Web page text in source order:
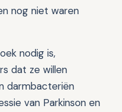
nog niet waren
nodig is,
dat ze willen
darmbacteriën
van Parkinson en